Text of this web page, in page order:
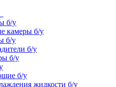
б/у
камеры б/у
б/у
б/у
б/у
б/у
жидкости б/у